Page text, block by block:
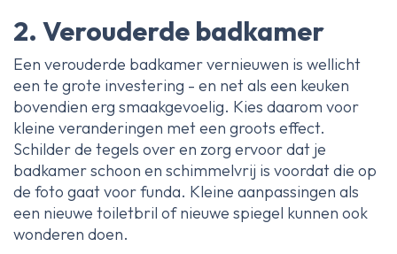
2. Verouderde badkamer
Een verouderde badkamer vernieuwen is wellicht
een te grote investering - en net als een keuken
bovendien erg smaakgevoelig. Kies daarom voor
kleine veranderingen met een groots effect.
Schilder de tegels over en zorg ervoor dat je
badkamer schoon en schimmelvrij is voordat die op
de foto gaat voor funda. Kleine aanpassingen als
een nieuwe toiletbril of nieuwe spiegel kunnen ook
wonderen doen.